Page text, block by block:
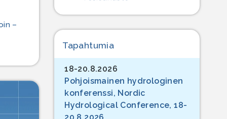
–
Tapahtumia
18-20.8.2026
Pohjoismainen hydrologinen
konferenssi, Nordic
Hydrological Conference, 18-